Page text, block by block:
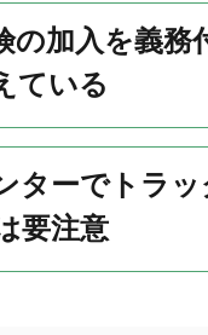
の加入を義務
ている
ターでトラ
要注意